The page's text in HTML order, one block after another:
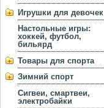
Игрушки для девочек
Настольные игры:
хоккей, футбол,
бильярд
Товары для спорта
Зимний спорт
Сигвеи, смартвеи,
электробайки